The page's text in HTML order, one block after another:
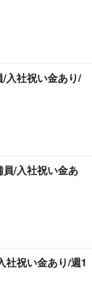
入社祝い金あり/
/入社祝い金あ
社祝い金あり/週1